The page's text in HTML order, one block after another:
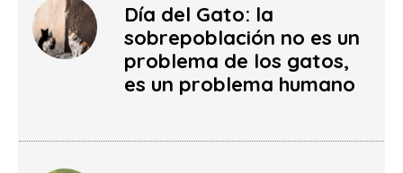
Día del Gato: la
sobrepoblación no es un
problema de los gatos,
es un problema humano